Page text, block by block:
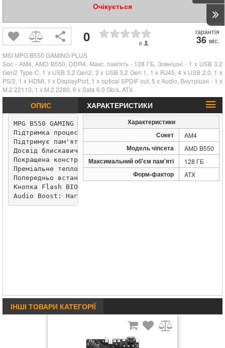
Очікується
0 0
гарантія
36 міс.
MSI MPG B550 GAMING PLUS
Soc - AM4, AMD B550, DDR4, Макс. пам'ять - 128 ГБ, Зовнішні - 1 x USB 3.2
Gen2 Type-C, 1 x USB 3.2 Gen2, 2 x USB 3.2 Gen 1, 1 x RJ45, 4 x USB 2.0, 1 x
PS/2, 1 x HDMI, 1 x DisplayPort, 1 x optical SPDIF out, 5 x Audio, Внутрішні - 1 x
M.2 22110, 1 x M.2 2280, 6 x Sata 6.0 Gb/s, ATX
ОПИС ХАРАКТЕРИСТИКИ
Характеристики
Сокет
AM4
Модель чіпсета AMD B550
Максимальний об'єм пам'яті 128 ГБ
Форм-фактор ATX
MPG B550 GAMING PLUS
Підтримка процесорів AMD Ryzen ™ третього
Підтримує пам'ять DDR4, до 4400 (OC) МГц
Досвід блискавичної гри: PCIe 4.0, Lightning Gen 4
Покращена конструкція живлення: Core Boost,
Преміальне теплове рішення: Розширений дизайн
Попередньо встановлений екран вводу/виводу: кращий
Кнопка Flash BIOS з оптимізованою функцією
Audio Boost: Нагороджуйте ваші вуха якісним
ІНШІ ТОВАРИ КАТЕГОРІЇ